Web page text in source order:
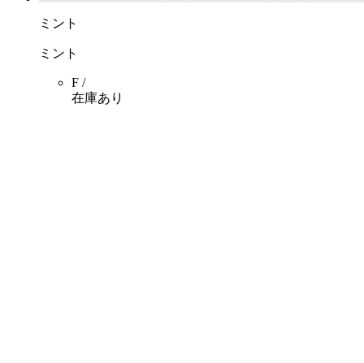
ミント
ミント
F /
在庫あり